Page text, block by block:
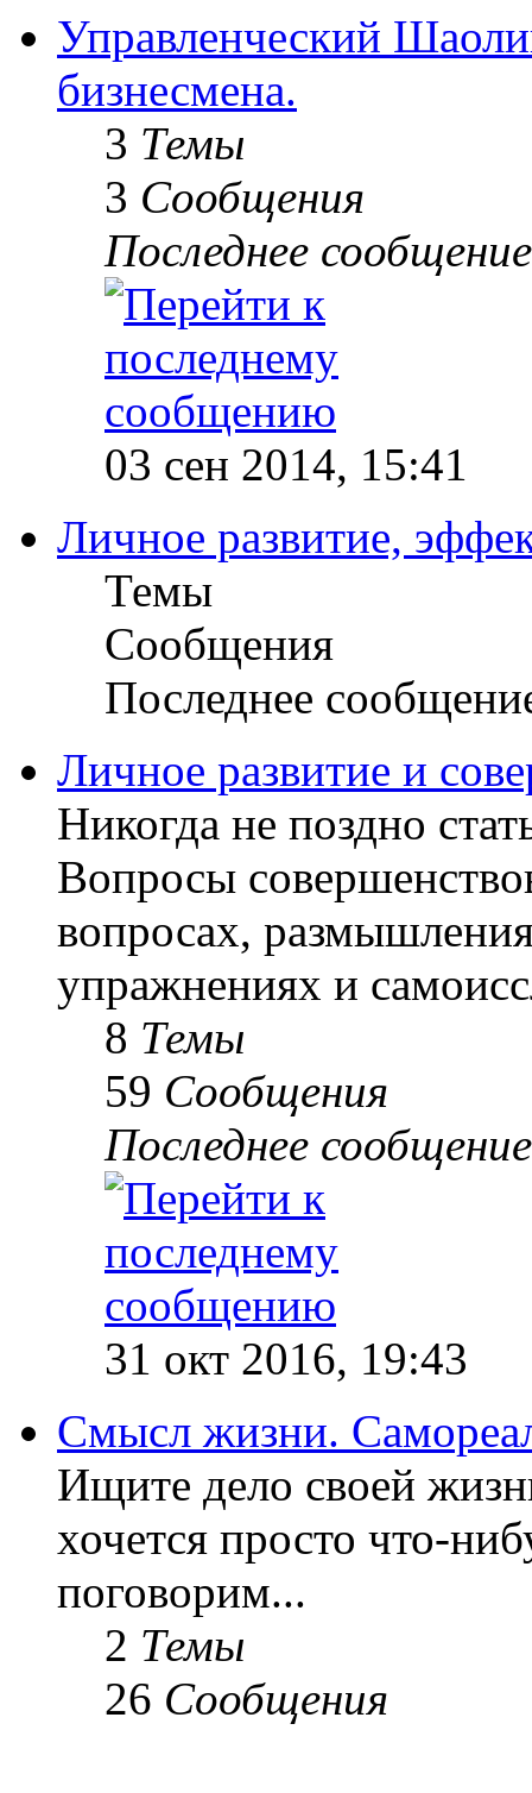
Управленческий
бизнесмена.
3 Темы
3 Сообщения
Последнее сообщение
03 сен 2014, 15:41
Личное развитие,
Темы
Сообщения
Последнее
Личное развитие и
Никогда не поздно
Вопросы
вопросах,
упражнениях и
8 Темы
59 Сообщения
Последнее сообщение
31 окт 2016, 19:43
Смысл жизни.
Ищите дело своей
хочется просто что-
поговорим...
2 Темы
26 Сообщения